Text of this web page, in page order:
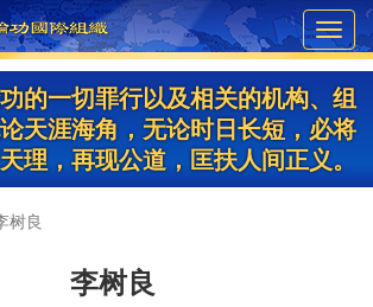
的一切罪行以及相关的机构、组
天涯海角，无论时日长短，必将
理，再现公道，匡扶人间正义。
树良
李树良